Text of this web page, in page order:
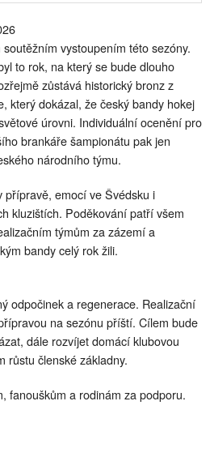
vystoupením této sezóny.
to rok, na který se bude dlouho
zůstává historický bronz z
který dokázal, že český bandy hokej
úrovni. Individuální ocenění pro
brankáře šampionátu pak jen
národního týmu.
přípravě, emocí ve Švédsku i
kluzištích. Poděkování patří všem
týmům za zázemí a
bandy celý rok žili.
odpočinek a regenerace. Realizační
na sezónu příští. Cílem bude
dále rozvíjet domácí klubovou
růstu členské základny.
fanouškům a rodinám za podporu.